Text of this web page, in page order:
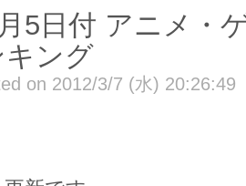
5日付 アニメ・
ング
on 2012/3/7 (水) 20:26:49